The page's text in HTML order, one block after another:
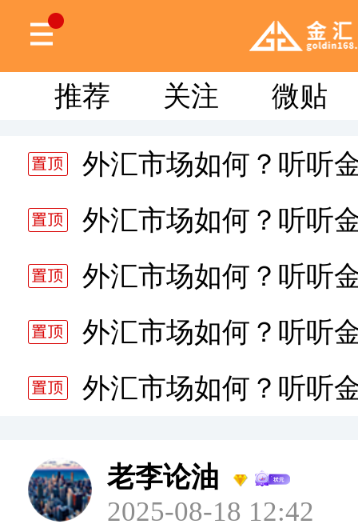
推荐 关注 微贴
外汇市场如何？听听
分析师静雅老师的分
外汇市场如何？听听
分析师静雅老师的分
外汇市场如何？听听
分析师静雅老师的分
外汇市场如何？听听
分析师静雅老师的分
外汇市场如何？听听
老李论油
2025-08-18 12:42